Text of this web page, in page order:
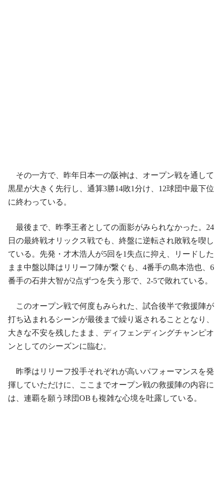
その一方で、昨年日本一の阪神は、オープン戦を通して
黒星が大きく先行し、通算3勝14敗1分け、12球団中最下位
に終わっている。
最後まで、昨季王者としての面影がみられなかった。24
日の最終戦オリックス戦でも、終盤に逆転され敗戦を喫し
ている。先発・才木浩人が5回を1失点に抑え、リードした
まま中盤以降はリリーフ陣が繋ぐも、4番手の島本浩也、6
番手の石井大智が2点ずつを失う形で、2‐5で敗れている。
このオープン戦で何度もみられた、試合後半で救援陣が
打ち込まれるシーンが最後まで繰り返されることとなり、
大きな不安を残したまま、ディフェンディングチャンピオ
ンとしてのシーズンに臨む。
昨季はリリーフ投手それぞれが高いパフォーマンスを発
揮していただけに、ここまでオープン戦の救援陣の内容に
は、連覇を願う球団OBも複雑な心境を吐露している。